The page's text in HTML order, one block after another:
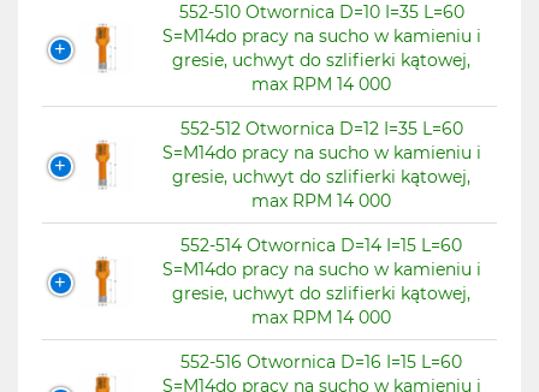
552-510 Otwornica D=10 I=35 L=60
S=M14do pracy na sucho w kamieniu i
gresie, uchwyt do szlifierki kątowej,
max RPM 14 000
552-512 Otwornica D=12 I=35 L=60
S=M14do pracy na sucho w kamieniu i
gresie, uchwyt do szlifierki kątowej,
max RPM 14 000
552-514 Otwornica D=14 I=15 L=60
S=M14do pracy na sucho w kamieniu i
gresie, uchwyt do szlifierki kątowej,
max RPM 14 000
552-516 Otwornica D=16 I=15 L=60
S=M14do pracy na sucho w kamieniu i